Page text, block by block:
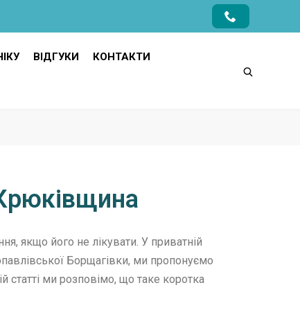
ВІДГУКИ КОНТАКТИ
якщо його не лікувати. У приватній
Борщагівки, ми пропонуємо
статті ми розповімо, що таке коротка